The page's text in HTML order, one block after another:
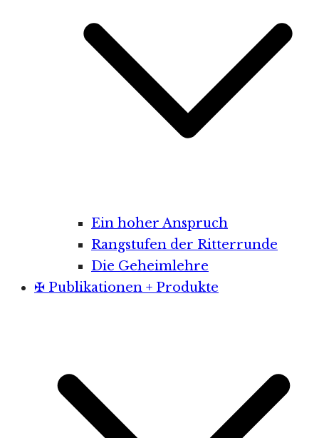
Ein hoher Anspruch
Rangstufen der Ritterrunde
Die Geheimlehre
✠ Publikationen + Produkte